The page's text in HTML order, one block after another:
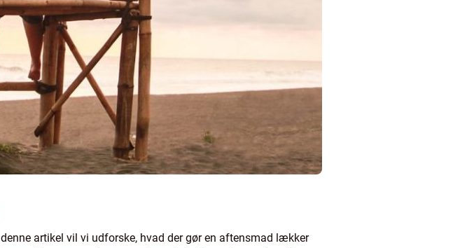
artikel vil vi udforske, hvad der gør en aftensmad lækker